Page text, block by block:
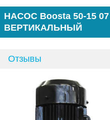
НАСОС Boosta 50-15
ВЕРТИКАЛЬНЫЙ
Отзывы